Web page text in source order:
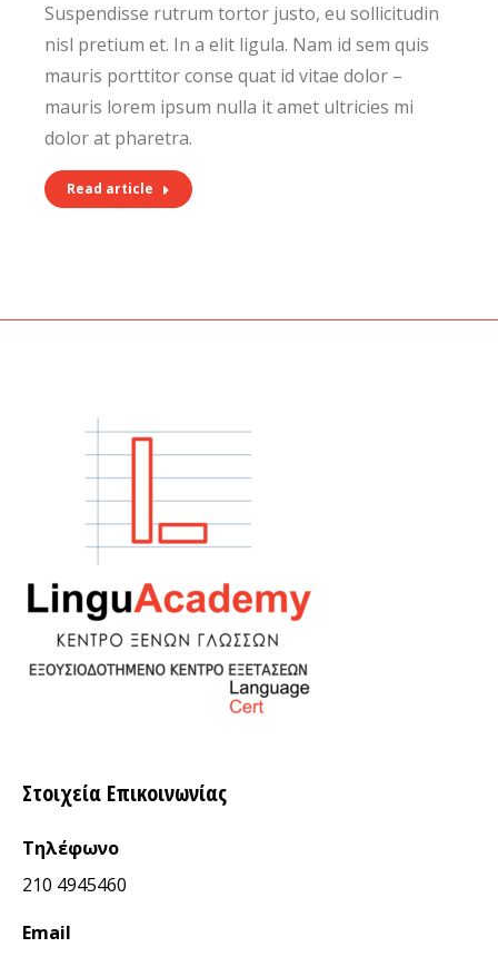
Suspendisse rutrum tortor justo, eu sollicitudin
nisl pretium et. In a elit ligula. Nam id sem quis
mauris porttitor conse quat id vitae dolor –
mauris lorem ipsum nulla it amet ultricies mi
dolor at pharetra.
Read article
Στοιχεία Επικοινωνίας
Τηλέφωνο
210 4945460
Email